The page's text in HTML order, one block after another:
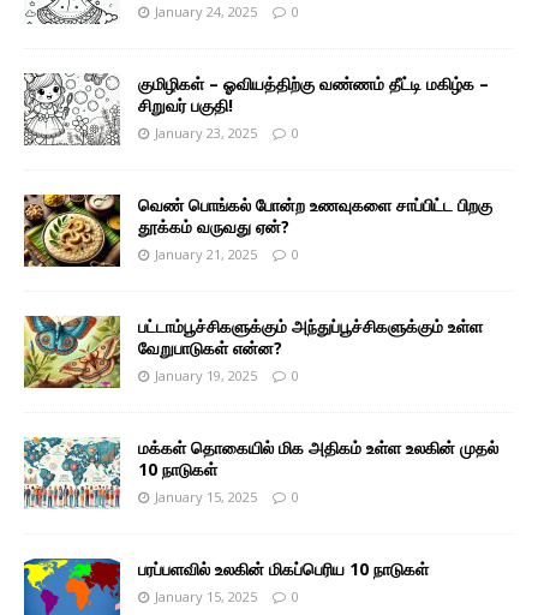
January 24, 2025 0
குமிழிகள் – ஓவியத்திற்கு வண்ணம் தீட்டி மகிழ்க –
சிறுவர் பகுதி!
January 23, 2025 0
வெண் பொங்கல் போன்ற உணவுகளை சாப்பிட்ட பிறகு
தூக்கம் வருவது ஏன்?
January 21, 2025 0
பட்டாம்பூச்சிகளுக்கும் அந்துப்பூச்சிகளுக்கும் உள்ள
வேறுபாடுகள் என்ன?
January 19, 2025 0
மக்கள் தொகையில் மிக அதிகம் உள்ள உலகின் முதல்
10 நாடுகள்
January 15, 2025 0
பரப்பளவில் உலகின் மிகப்பெரிய 10 நாடுகள்
January 15, 2025 0